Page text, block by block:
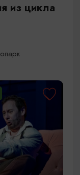
из цикла